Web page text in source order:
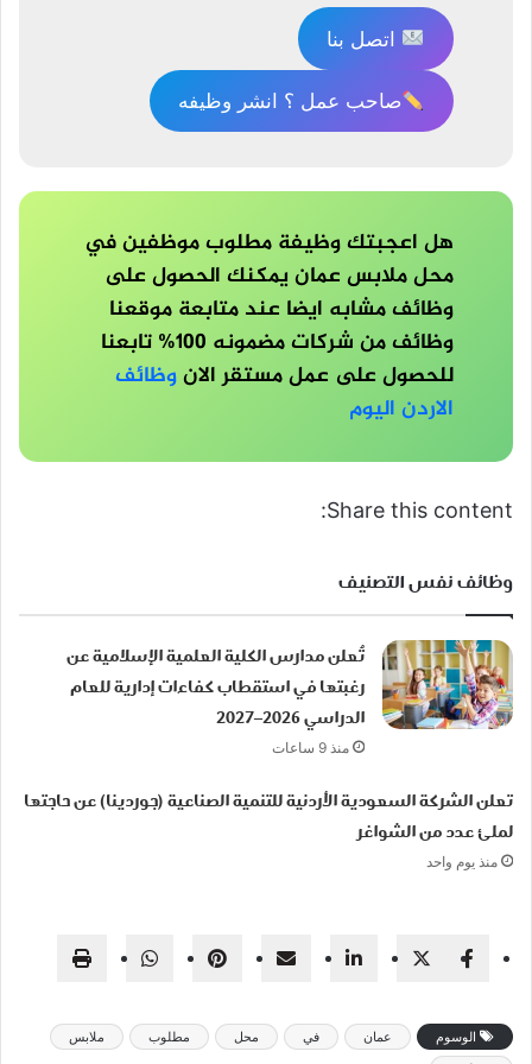
اتصل بنا
صاحب عمل ؟ انشر وظيفه
هل اعجبتك وظيفة مطلوب موظفين في
محل ملابس عمان يمكنك الحصول على
وظائف مشابه ايضا عند متابعة موقعنا
وظائف من شركات مضمونه 100% تابعنا
للحصول على عمل مستقر الانوظائف
الاردن اليوم
Share this content:
وظائف نفس التصنيف
تُعلن مدارس الكلية العلمية الإسلامية عن
رغبتها في استقطاب كفاءات إدارية للعام
الدراسي 2026–2027
منذ 9 ساعات
تعلن الشركة السعودية الأردنية للتنمية الصناعية (جوردينا) عن حاجتها
لملئ عدد من الشواغر
منذ يوم واحد
الوسوم عمان في محل مطلوب
ملابس